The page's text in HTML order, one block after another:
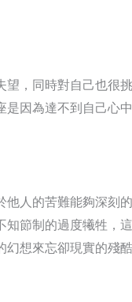
，同時對自己也很
因為達不到自己心
人的苦難能夠深刻
節制的過度犧牲，
想來忘卻現實的殘